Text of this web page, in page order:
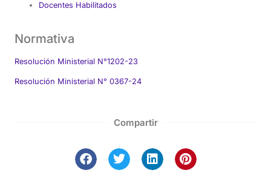
Docentes Habilitados
Normativa
Resolución Ministerial N°1202-23
Resolución Ministerial N° 0367-24
Compartir